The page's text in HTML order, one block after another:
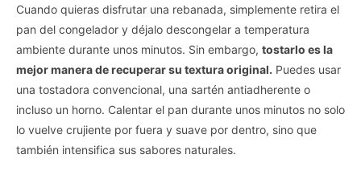
Cuando quieras disfrutar una rebanada, simplemente retira el
pan del congelador y déjalo descongelar a temperatura
ambiente durante unos minutos. Sin embargo, tostarlo es la
mejor manera de recuperar su textura original. Puedes usar
una tostadora convencional, una sartén antiadherente o
incluso un horno. Calentar el pan durante unos minutos no solo
lo vuelve crujiente por fuera y suave por dentro, sino que
también intensifica sus sabores naturales.